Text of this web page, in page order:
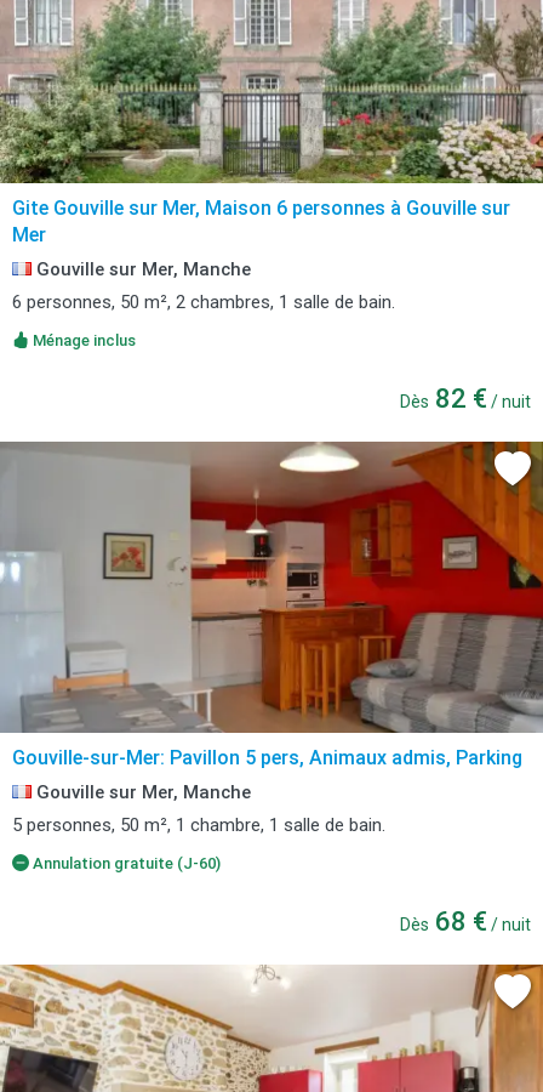
Gite Gouville sur Mer, Maison 6 personnes à Gouville sur
Mer
Gouville sur Mer, Manche
6 personnes, 50 m², 2 chambres, 1 salle de bain.
Ménage inclus
Dès 82 € / nuit
Gouville-sur-Mer: Pavillon 5 pers, Animaux admis, Parking
Gouville sur Mer, Manche
5 personnes, 50 m², 1 chambre, 1 salle de bain.
Annulation gratuite (J-60)
Dès 68 € / nuit